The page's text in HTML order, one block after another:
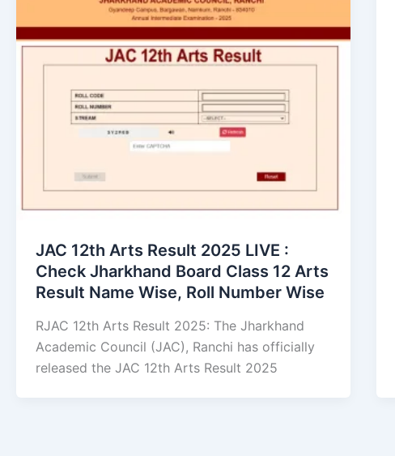
JAC 12th Arts Result 2025 LIVE :
Check Jharkhand Board Class 12 Arts
Result Name Wise, Roll Number Wise
RJAC 12th Arts Result 2025: The Jharkhand
Academic Council (JAC), Ranchi has officially
released the JAC 12th Arts Result 2025